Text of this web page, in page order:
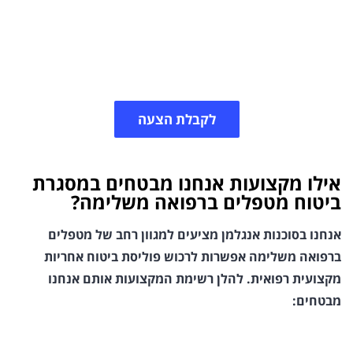
לקבלת הצעה
אילו מקצועות אנחנו מבטחים במסגרת
ביטוח מטפלים ברפואה משלימה?
אנחנו בסוכנות אנגלמן מציעים למגוון רחב של מטפלים
ברפואה משלימה אפשרות לרכוש פוליסת ביטוח אחריות
מקצועית רפואית. להלן רשימת המקצועות אותם אנחנו
מבטחים: